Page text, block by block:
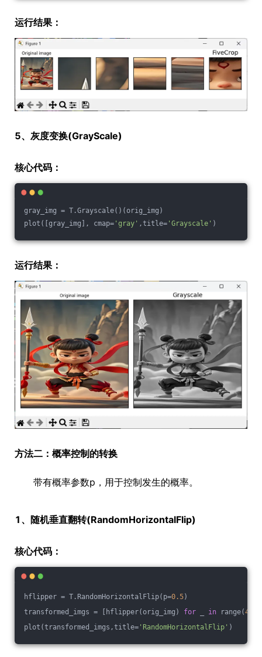
运行结果：
5、灰度变换(GrayScale)
核心代码：
gray_img = T.Grayscale()(orig_img)
plot([gray_img], cmap= 'gray' ,title= 'Grayscale' )
运行结果：
方法二：概率控制的转换
带有概率参数p，用于控制发生的概率。
1、随机垂直翻转(RandomHorizontalFlip)
核心代码：
hflipper = T.RandomHorizontalFlip(p=0.5)
transformed_imgs = [hflipper(orig_img) for in range(4
plot(transformed_imgs,title= 'RandomHorizontalFlip' )